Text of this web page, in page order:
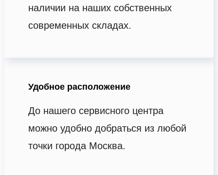
наличии на наших собственных
современных складах.
Удобное расположение
До нашего сервисного центра
можно удобно добраться из любой
точки города Москва.